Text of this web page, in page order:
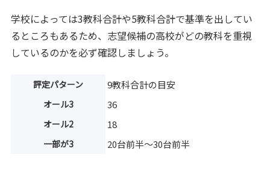
学校によっては3教科合計や5教科合計で基準を出してい
るところもあるため、志望候補の高校がどの教科を重視
しているのかを必ず確認しましょう。
評定パターン 9教科合計の目安
オール3 36
オール2 18
一部が3 20台前半〜30台前半